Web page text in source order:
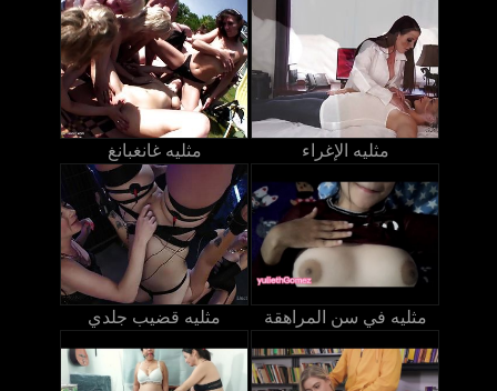
مثليه غانغبانغ مثليه الإغراء
مثليه قضيب جلدي مثليه في سن المراهقة